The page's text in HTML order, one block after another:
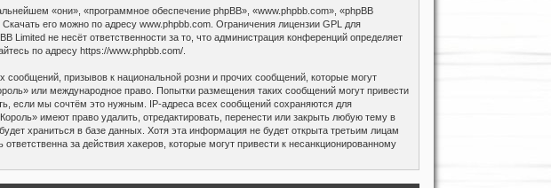
«они», «программное обеспечение phpBB», «www.phpbb.com», «phpBB
его можно по адресу www.phpbb.com. Ограничения лицензии GPL для
Limited не несёт ответственности за то, что администрация конференций определяет
по адресу https://www.phpbb.com/.
призывов к национальной розни и прочих сообщений, которые могут
или международное право. Попытки размещения таких сообщений могут привести
если мы сочтём это нужным. IP-адреса всех сообщений сохраняются для
имеют право удалить, отредактировать, перенести или закрыть любую тему в
храниться в базе данных. Хотя эта информация не будет открыта третьим лицам
за действия хакеров, которые могут привести к несанкционированному